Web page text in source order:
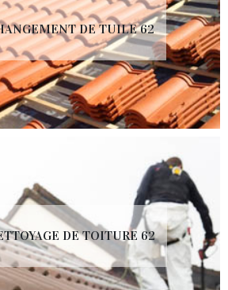
DE TUILE 62
DE TOITURE 62